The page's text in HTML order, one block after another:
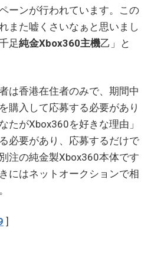
ーンが行われています。この
また嘘くさいなぁと思いまし
足純金Xbox360主機乙」と
は香港在住者のみで、期間中
購入して応募する必要があり
たがXbox360を好きな理由」
必要があり、応募するだけで
注の純金製Xbox360本体です
にはネットオークションで相
]